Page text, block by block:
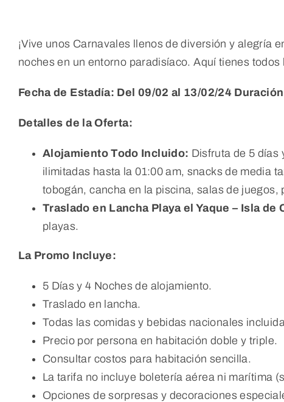
¡Vive unos Carnavales llenos de diversión y alegría
noches en un entorno paradisíaco. Aquí tienes todos
Fecha de Estadía: Del 09/02 al 13/02/24
Detalles de la Oferta:
Alojamiento Todo Incluido: Disfruta de 5 días
ilimitadas hasta la 01:00 am, snacks de media
tobogán, cancha en la piscina, salas de
Traslado en Lancha Playa el Yaque – Isla de
playas.
La Promo Incluye:
5 Días y 4 Noches de alojamiento.
Traslado en lancha.
Todas las comidas y bebidas nacionales
Precio por persona en habitación doble y triple.
Consultar costos para habitación sencilla.
La tarifa no incluye boletería aérea ni marítima
Opciones de sorpresas y decoraciones